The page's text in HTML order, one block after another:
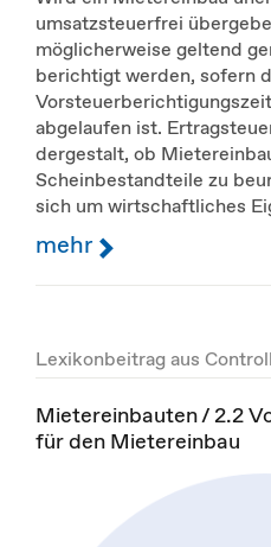
umsatzsteuerfrei
möglicherweise geltend
berichtigt werden, sofern
abgelaufen ist.
dergestalt, ob
Scheinbestandteile zu
sich um wirtschaftliches
mehr
Lexikonbeitrag aus
Mietereinbauten / 2.2
für den Mietereinbau